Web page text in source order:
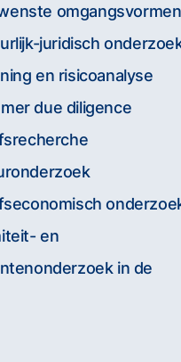
omgangsvormen
juridisch
en risicoanalyse
due diligence
en
in de